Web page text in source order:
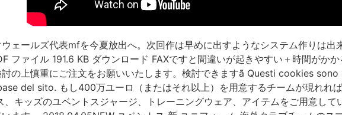
ェールズ代表mfを今夏放出へ。次回作は早めに出すようなシステム作りは
ファイル 191.6 KB ダウンロード FAXですと間違いが起きやすい＋時間がか
討の上慎重にご注文をお願いいたします。検討できますã Questi cookies
del sito. もし400万ユーロ（またはそれ以上）を用意するチームが現れれ
、キッズのユベントスジャージ、トレーニングウェア、アイテムをご用意し